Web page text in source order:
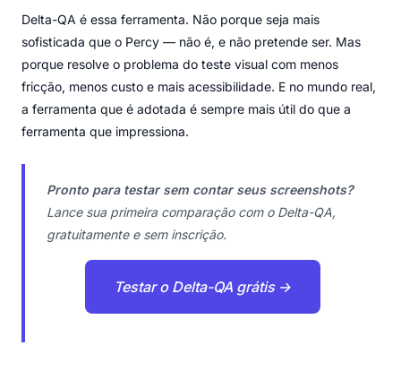
Delta-QA é essa ferramenta. Não porque seja mais
sofisticada que o Percy — não é, e não pretende ser. Mas
porque resolve o problema do teste visual com menos
fricção, menos custo e mais acessibilidade. E no mundo real,
a ferramenta que é adotada é sempre mais útil do que a
ferramenta que impressiona.
Pronto para testar sem contar seus screenshots?
Lance sua primeira comparação com o Delta-QA,
gratuitamente e sem inscrição.
Testar o Delta-QA grátis →